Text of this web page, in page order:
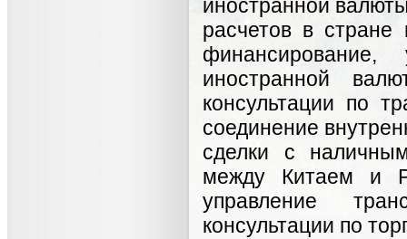
иностранной
расчетов в
иностранной
консультации по
соединение
сделки с
между Китаем и
управление
консультации по